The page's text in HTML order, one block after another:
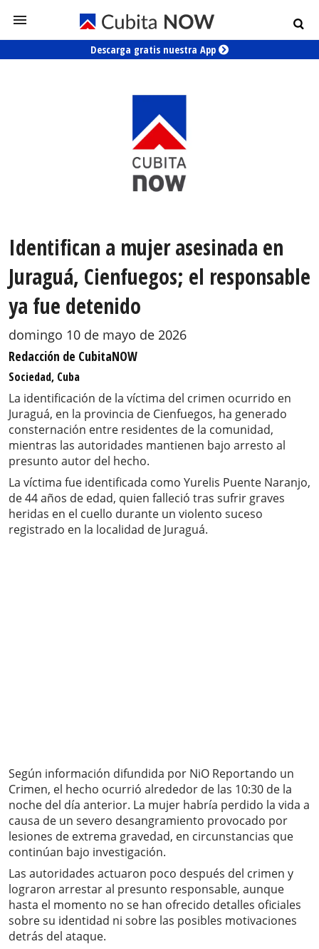
Descarga gratis nuestra App
Identifican a mujer asesinada en
Juraguá, Cienfuegos; el responsable
ya fue detenido
domingo 10 de mayo de 2026
Redacción de CubitaNOW
Sociedad, Cuba
La identificación de la víctima del crimen ocurrido en
Juraguá, en la provincia de Cienfuegos, ha generado
consternación entre residentes de la comunidad,
mientras las autoridades mantienen bajo arresto al
presunto autor del hecho.
La víctima fue identificada como Yurelis Puente Naranjo,
de 44 años de edad, quien falleció tras sufrir graves
heridas en el cuello durante un violento suceso
registrado en la localidad de Juraguá.
Según información difundida por NiO Reportando un
Crimen, el hecho ocurrió alrededor de las 10:30 de la
noche del día anterior. La mujer habría perdido la vida a
causa de un severo desangramiento provocado por
lesiones de extrema gravedad, en circunstancias que
continúan bajo investigación.
Las autoridades actuaron poco después del crimen y
lograron arrestar al presunto responsable, aunque
hasta el momento no se han ofrecido detalles oficiales
sobre su identidad ni sobre las posibles motivaciones
detrás del ataque.